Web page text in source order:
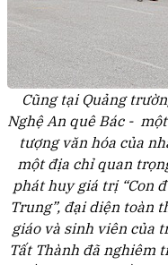
Cũng tại Quảng
Nghệ An quê Bác -
tượng văn hóa của
một địa chỉ quan
phát huy giá trị “Con
Trung”, đại diện toàn
giáo và sinh viên của
Tất Thành đã nghiêm